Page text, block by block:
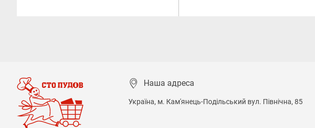
Наша адреса
Україна, м. Кам'янець-Подільський вул. Північна, 85